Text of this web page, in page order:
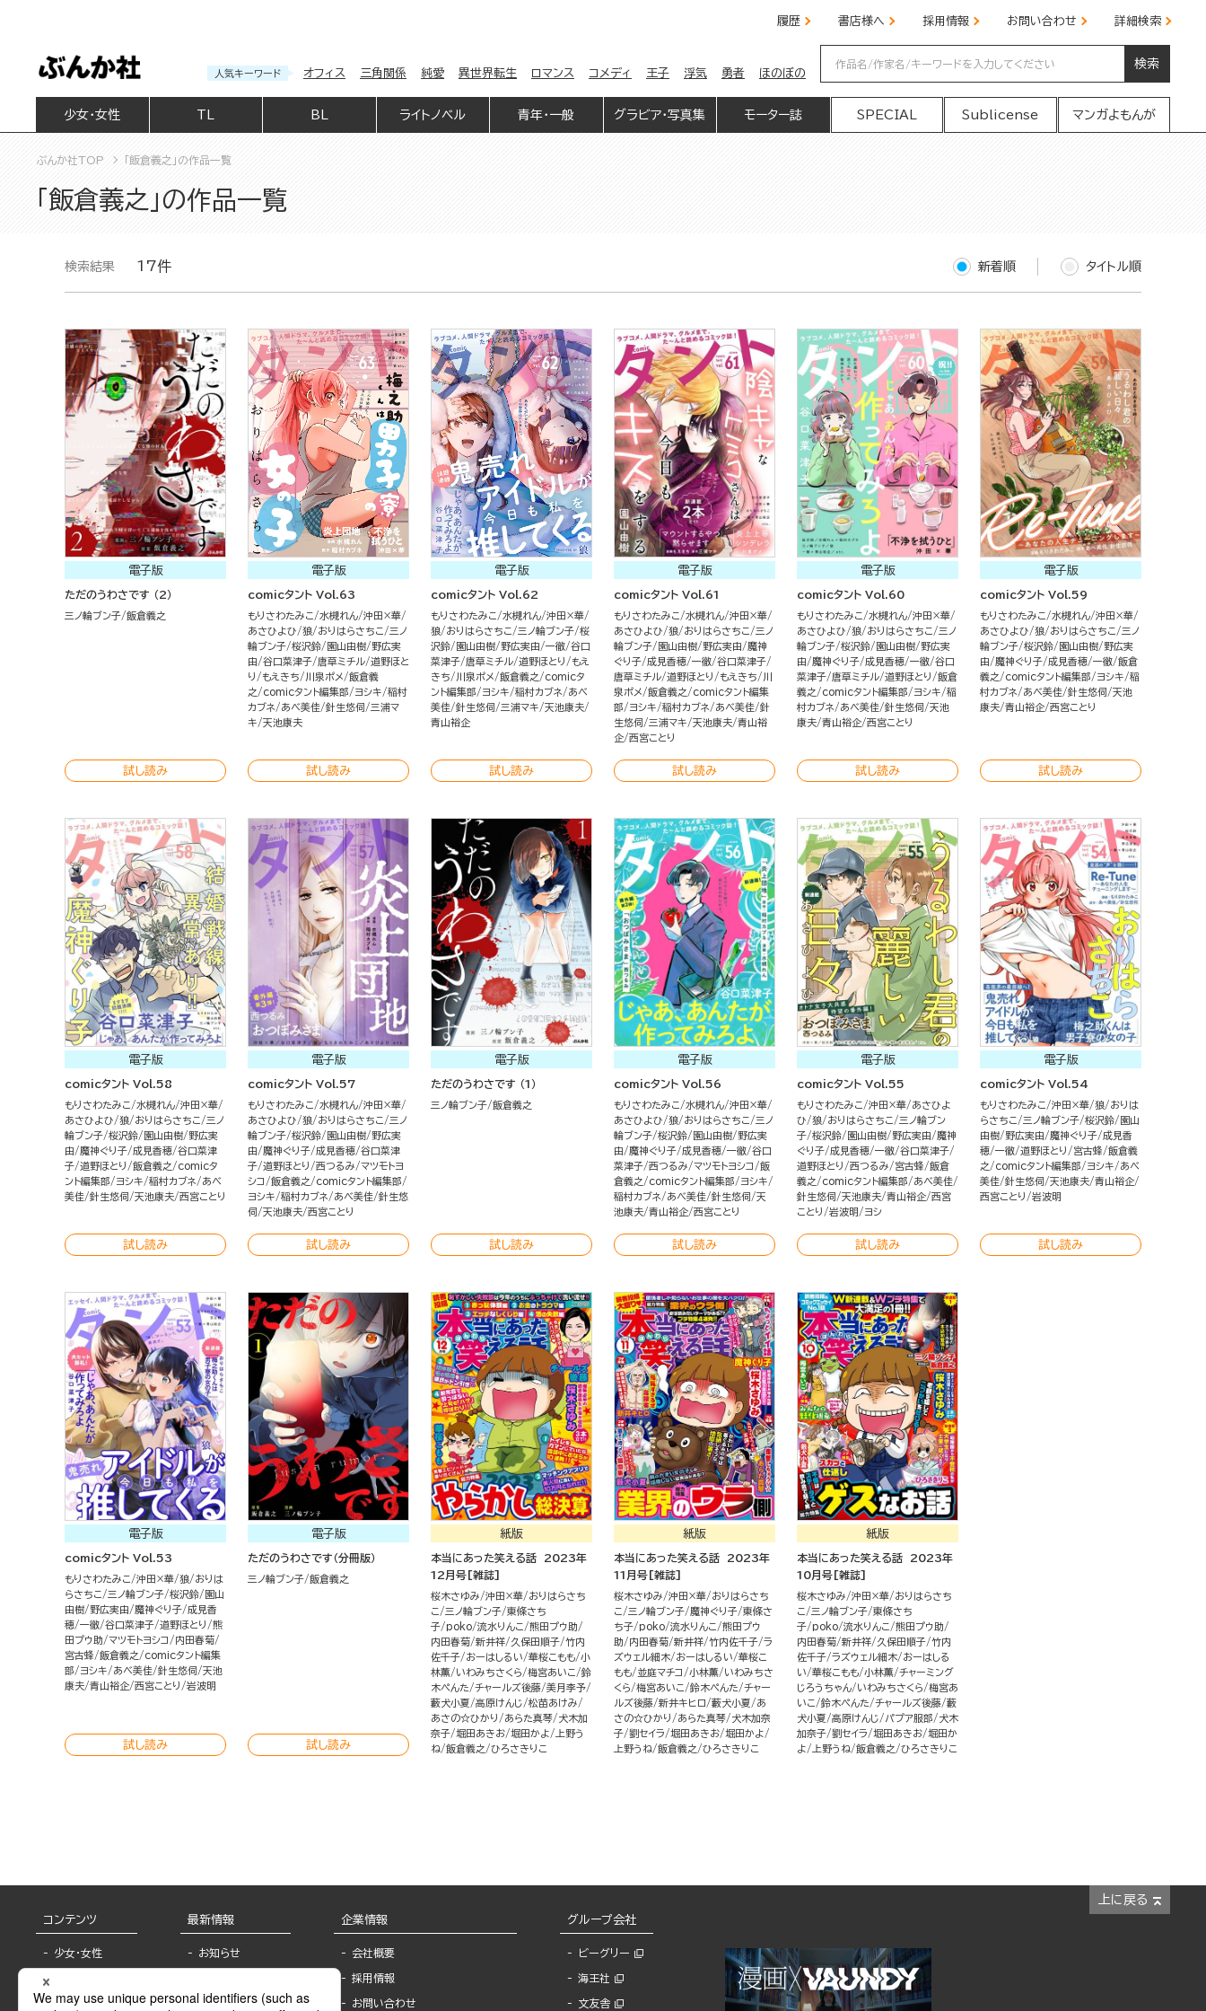
履歴 書店様へ 採用情報 お問い合わせ 詳細検索
人気キーワード オフィス 三角関係 純愛 異世界転生 ロマンス コメディ 王子 浮気 勇者 ほのぼの
検索
少女・女性 BL ライトノベル 青年・一般 グラビア・写真集 モーター誌 SPECIAL Sublicense マンガよもんが
ぶんか社TOP 「飯倉義之」の作品一覧
「飯倉義之」の作品一覧
検索結果 17件 新着順 タイトル順
電子版
ただのうわさです （2）
三ノ輪ブン子 飯倉義之
試し読み
電子版
comicタント Vol.63
もりさわたみこ 水槻れん 沖田×華
あさひよひ
狼 おりはらさちこ
三ノ
輪ブン子 桜沢鈴 園山由樹
野広実
由
谷口菜津子 唐草ミチル 道野ほと
り
もえきち 川泉ポメ
飯倉義
之
comicタント編集部 ヨシキ
稲村
カブネ
あべ美佳 針生悠伺
三浦マ
キ
天池康夫
試し読み
電子版
comicタント Vol.62
もりさわたみこ 水槻れん 沖田×華
狼
おりはらさちこ 三ノ輪ブン子 桜
沢鈴
園山由樹 野広実由 一徹 谷口
菜津子
唐草ミチル 道野ほとり
もえ
きち
川泉ポメ 飯倉義之
comicタ
ント編集部
ヨシキ 稲村カブネ
あべ
美佳 針生悠伺 三浦マキ
天池康夫
青山裕企
試し読み
電子版
comicタント Vol.61
もりさわたみこ 水槻れん 沖田×華
あさひよひ
狼 おりはらさちこ
三ノ
輪ブン子
園山由樹 野広実由
魔神
ぐり子
成見香穂 一徹 谷口菜津子
唐草ミチル 道野ほとり もえきち
川
泉ポメ
飯倉義之
comicタント編集
部
ヨシキ 稲村カブネ あべ美佳 針
生悠伺
三浦マキ 天池康夫 青山裕
企 西宮ことり
試し読み
電子版
comicタント Vol.60
もりさわたみこ 水槻れん 沖田×華
あさひよひ
狼 おりはらさちこ
三ノ
輪ブン子 桜沢鈴 園山由樹
野広実
由
魔神ぐり子 成見香穂 一徹 谷口
菜津子
唐草ミチル 道野ほとり
飯倉
義之
comicタント編集部 ヨシキ
稲
村カブネ
あべ美佳 針生悠伺
天池
康夫 青山裕企 西宮ことり
試し読み
電子版
comicタント Vol.59
もりさわたみこ 水槻れん 沖田×華
あさひよひ
狼 おりはらさちこ
三ノ
輪ブン子 桜沢鈴 園山由樹
野広実
由
魔神ぐり子 成見香穂 一徹 飯倉
義之
comicタント編集部 ヨシキ
稲
村カブネ
あべ美佳 針生悠伺
天池
康夫 青山裕企 西宮ことり
試し読み
電子版
comicタント Vol.58
もりさわたみこ 水槻れん 沖田×華
あさひよひ
狼 おりはらさちこ
三ノ
輪ブン子 桜沢鈴 園山由樹
野広実
由
魔神ぐり子 成見香穂 谷口菜津
子 道野ほとり 飯倉義之
comicタ
ント編集部
ヨシキ 稲村カブネ
あべ
美佳 針生悠伺 天池康夫 西宮ことり
試し読み
電子版
comicタント Vol.57
もりさわたみこ 水槻れん 沖田×華
あさひよひ
狼 おりはらさちこ
三ノ
輪ブン子 桜沢鈴 園山由樹
野広実
由
魔神ぐり子 成見香穂 谷口菜津
子 道野ほとり 西つるみ
マツモトヨ
シコ
飯倉義之
comicタント編集部
ヨシキ
稲村カブネ あべ美佳 針生悠
伺
天池康夫 西宮ことり
試し読み
電子版
ただのうわさです （1）
三ノ輪ブン子 飯倉義之
試し読み
電子版
comicタント Vol.56
もりさわたみこ 水槻れん 沖田×華
あさひよひ
狼 おりはらさちこ
三ノ
輪ブン子 桜沢鈴 園山由樹
野広実
由
魔神ぐり子 成見香穂 一徹 谷口
菜津子 西つるみ マツモトヨシコ
飯
倉義之
comicタント編集部
ヨシキ
稲村カブネ
あべ美佳 針生悠伺
天
池康夫 青山裕企 西宮ことり
試し読み
電子版
comicタント Vol.55
もりさわたみこ 沖田×華
あさひよ
ひ
狼 おりはらさちこ
三ノ輪ブン
子 桜沢鈴 園山由樹 野広実由
魔神
ぐり子
成見香穂 一徹 谷口菜津子
道野ほとり
西つるみ 宮古蜂
飯倉
義之
comicタント編集部
あべ美佳
針生悠伺
天池康夫 青山裕企 西宮
ことり
岩波明 ヨシ
試し読み
電子版
comicタント Vol.54
もりさわたみこ 沖田×華 狼
おりは
らさちこ
三ノ輪ブン子 桜沢鈴
園山
由樹
野広実由 魔神ぐり子
成見香
穂 一徹 道野ほとり 宮古蜂
飯倉義
之
comicタント編集部 ヨシキ
あべ
美佳 針生悠伺 天池康夫 青山裕企
西宮ことり
岩波明
試し読み
電子版
comicタント Vol.53
もりさわたみこ 沖田×華 狼
おりは
らさちこ
三ノ輪ブン子 桜沢鈴
園山
由樹
野広実由 魔神ぐり子 成見香
穂 一徹 谷口菜津子 道野ほとり
熊
田プウ助
マツモトヨシコ
内田春菊
宮古蜂
飯倉義之
comicタント編集
部
ヨシキ あべ美佳 針生悠伺
天池
康夫 青山裕企 西宮ことり 岩波明
試し読み
電子版
ただのうわさです（分冊版）
三ノ輪ブン子 飯倉義之
試し読み
紙版
本当にあった笑える話 2023年
12月号[雑誌]
桜木さゆみ 沖田×華
おりはらさち
こ
三ノ輪ブン子 東條さち
子
poko 流水りんこ
熊田プウ助
内田春菊 新井祥 久保田順子 竹内
佐千子
おーはしるい 華桜こもも 小
林薫
いわみちさくら 梅宮あいこ
鈴
木ぺんた
チャールズ後藤 美月李予
藪犬小夏
高原けんじ
松苗あけみ
あさの☆ひかり
あらた真琴
犬木加
奈子 堀田あきお 堀田かよ
上野う
ね 飯倉義之 ひろさきりこ
紙版
本当にあった笑える話 2023年
11月号[雑誌]
桜木さゆみ 沖田×華
おりはらさち
こ
三ノ輪ブン子 魔神ぐり子 東條さ
ち子
poko 流水りんこ
熊田プウ
助
内田春菊 新井祥 竹内佐千子 ラ
ズウェル細木
おーはしるい
華桜こ
もも
並庭マチコ 小林薫
いわみちさ
くら
梅宮あいこ 鈴木ぺんた
チャー
ルズ後藤 新井キヒロ 藪犬小夏
あ
さの☆ひかり
あらた真琴
犬木加奈
子 劉セイラ 堀田あきお 堀田かよ
上野うね 飯倉義之 ひろさきりこ
紙版
本当にあった笑える話 2023年
10月号[雑誌]
桜木さゆみ 沖田×華
おりはらさち
こ
三ノ輪ブン子 東條さち
子
poko 流水りんこ
熊田プウ助
内田春菊 新井祥 久保田順子 竹内
佐千子 ラズウェル細木
おーはしる
い
華桜こもも 小林薫 チャーミング
じろうちゃん
いわみちさくら
梅宮あ
いこ
鈴木ぺんた チャールズ後藤 藪
犬小夏
高原けんじ パプア服部
犬木
加奈子 劉セイラ 堀田あきお 堀田か
よ
上野うね 飯倉義之 ひろさきりこ
上に戻る
コンテンツ
少女・女性
BL
最新情報
お知らせ
報
企業情報
会社概要
採用情報
お問い合わせ
グループ会社
ビーグリー
海王社
文友舎